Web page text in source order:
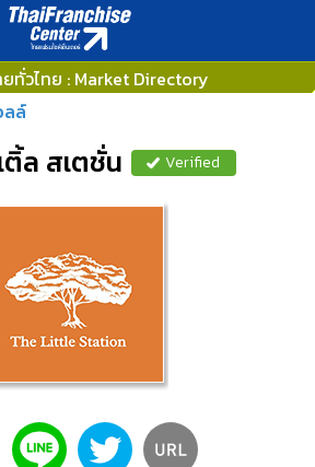
ยทั่วไทย : Market Directory
ล์
ติ้ล สเตชั่น Verified